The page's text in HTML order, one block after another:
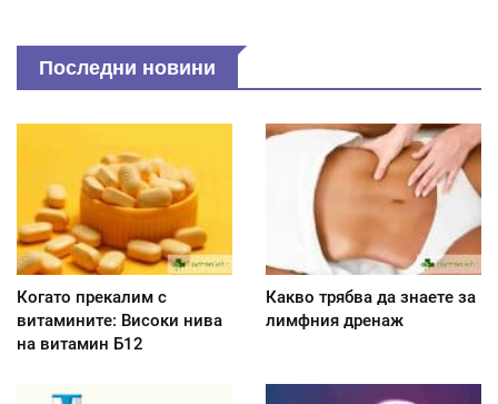
Последни новини
Когато прекалим с
витамините: Високи нива
на витамин Б12
Какво трябва да знаете за
лимфния дренаж